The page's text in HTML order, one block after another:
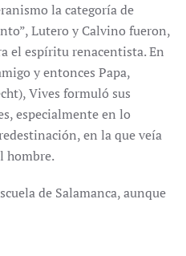
la categoría de
Lutero y Calvino fueron,
el espíritu renacentista. En
y entonces Papa,
Vives formuló sus
especialmente en lo
en la que veía
hombre.
de Salamanca, aunque